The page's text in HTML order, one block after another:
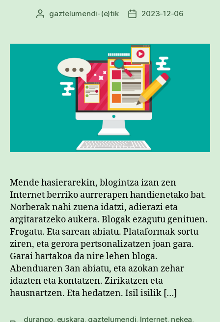
Argitalpenaren
gaztelumendi-(e)tik
Argitalpenaren
2023-12-06
Mende hasierarekin, blogintza izan zen
Internet berriko aurrerapen handienetako bat.
Norberak nahi zuena idatzi, adierazi eta
argitaratzeko aukera. Blogak ezagutu genituen.
Frogatu. Eta sarean abiatu. Plataformak sortu
ziren, eta gerora pertsonalizatzen joan gara.
Garai hartakoa da nire lehen bloga.
Abenduaren 3an abiatu, eta azokan zehar
idazten eta kontatzen. Zirikatzen eta
hausnartzen. Eta hedatzen. Isil isilik […]
durango, euskara, gaztelumendi, Internet, nekea,